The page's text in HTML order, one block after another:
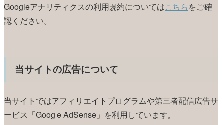
Googleアナリティクスの利用規約についてはこちらをご確
認ください。
当サイトの広告について
当サイトではアフィリエイトプログラムや第三者配信広告サ
ービス「Google AdSense」を利用しています。